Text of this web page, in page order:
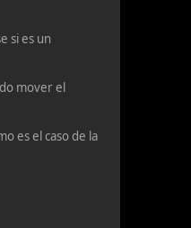
si es un
mover el
es el caso de la